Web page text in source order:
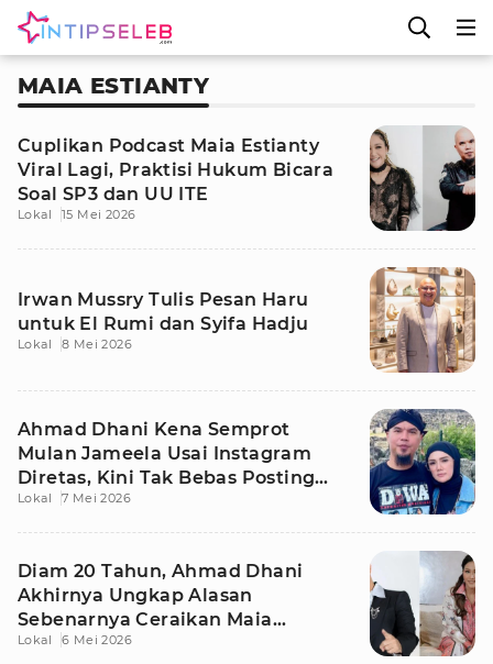
MAIA ESTIANTY
Cuplikan Podcast Maia Estianty
Viral Lagi, Praktisi Hukum Bicara
Soal SP3 dan UU ITE
Lokal 15 Mei 2026
Irwan Mussry Tulis Pesan Haru
untuk El Rumi dan Syifa Hadju
Lokal 8 Mei 2026
Ahmad Dhani Kena Semprot
Mulan Jameela Usai Instagram
Diretas, Kini Tak Bebas Posting
Lagi
Lokal 7 Mei 2026
Diam 20 Tahun, Ahmad Dhani
Akhirnya Ungkap Alasan
Sebenarnya Ceraikan Maia
Estianty
Lokal 6 Mei 2026